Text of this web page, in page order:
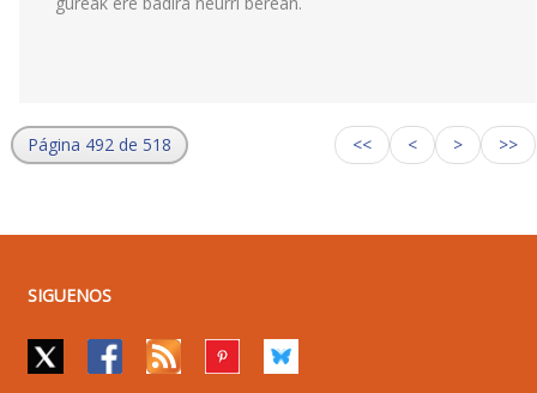
Página 492 de 518 << < > >>
SIGUENOS